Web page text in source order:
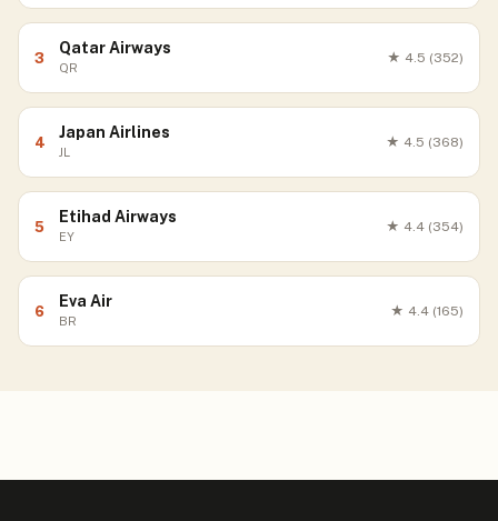
3
Qatar Airways
QR
★ 4.5 (352)
4
Japan Airlines
JL
★ 4.5 (368)
5
Etihad Airways
EY
★ 4.4 (354)
6
Eva Air
BR
★ 4.4 (165)